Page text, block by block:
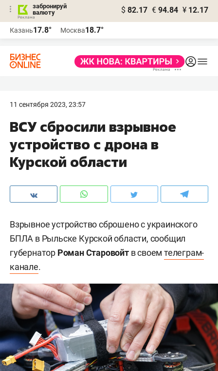
забронируй
валюту
$ 82.17 € 94.84 ¥ 12.17
Казань17.8° Москва18.7°
11 сентября 2023, 23:57
ВСУ сбросили взрывное
устройство с дрона в
Курской области
Взрывное устройство сброшено с украинского
БПЛА в Рыльске Курской области, сообщил
губернатор Роман Старовойтв своемтелеграм-
канале.